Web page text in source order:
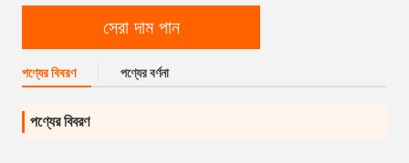
সেরা দাম পান
পণ্যের বিবরণ পণ্যের বর্ণনা
পণ্যের বিবরণ